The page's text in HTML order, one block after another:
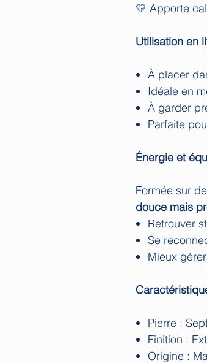
💛 Apporte
Utilisation en
À placer
Idéale en
À garder
Parfaite
Énergie et
Formée sur
douce mais
Retrouver
Se
Mieux
Pierre :
Finition :
Origine :